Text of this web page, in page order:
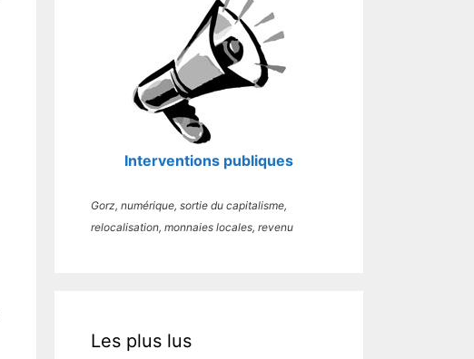
Interventions publiques
Gorz, numérique, sortie du capitalisme,
relocalisation, monnaies locales, revenu
Les plus lus